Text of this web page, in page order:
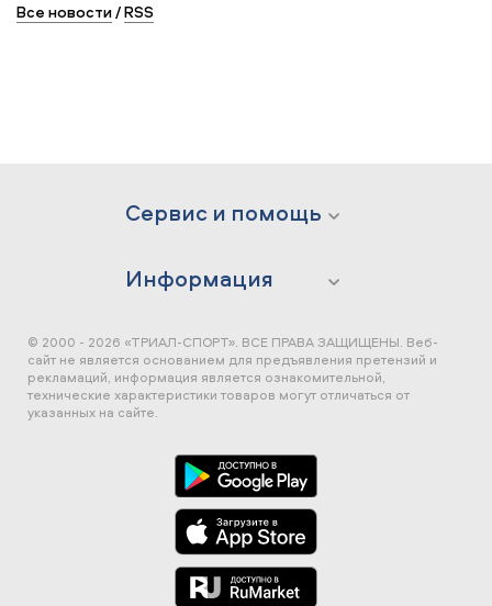
Все новости/RSS
Сервис и помощь
Информация
© 2000 - 2026 «ТРИАЛ-СПОРТ». ВСЕ ПРАВА ЗАЩИЩЕНЫ. Веб-
сайт не является основанием для предъявления претензий и
рекламаций, информация является ознакомительной,
технические характеристики товаров могут отличаться от
указанных на сайте.